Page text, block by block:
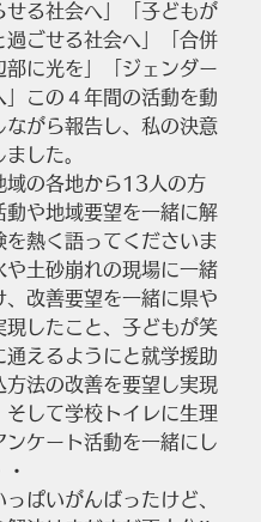
せる社会へ」「子どもが
過ごせる社会へ」「合併
部に光を」「ジェンダー
」この４年間の活動を動
ながら報告し、私の決意
した。
域の各地から13人の方
動や地域要望を一緒に解
を熱く語ってくださいま
や土砂崩れの現場に一緒
、改善要望を一緒に県や
現したこと、子どもが笑
通えるようにと就学援助
方法の改善を要望し実現
そして学校トイレに生理
ンケート活動を一緒にし
っぱいがんばったけど、